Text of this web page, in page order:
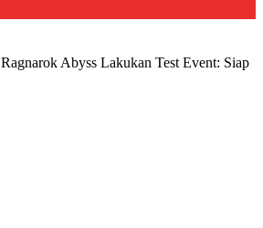
Ragnarok Abyss Lakukan Test Event: Siap